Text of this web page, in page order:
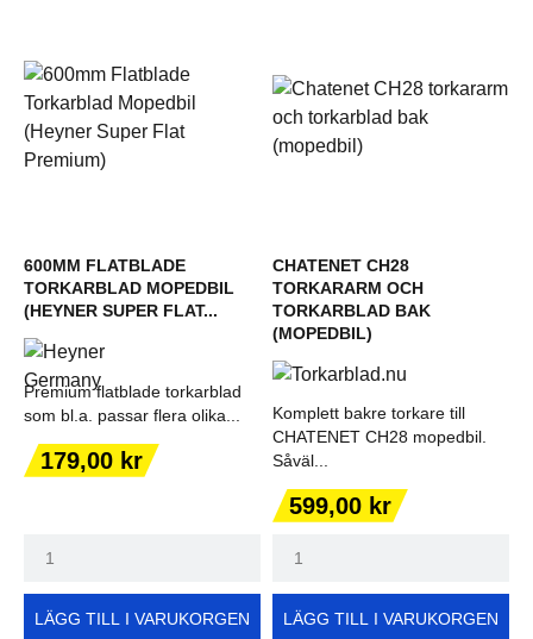
600MM FLATBLADE
TORKARBLAD MOPEDBIL
(HEYNER SUPER FLAT...
Premium flatblade torkarblad
som bl.a. passar flera olika...
Pris
179,00 kr
LÄGG TILL I VARUKORGEN
CHATENET CH28
TORKARARM OCH
TORKARBLAD BAK
(MOPEDBIL)
Komplett bakre torkare till
CHATENET CH28 mopedbil.
Såväl...
Pris
599,00 kr
LÄGG TILL I VARUKORGEN